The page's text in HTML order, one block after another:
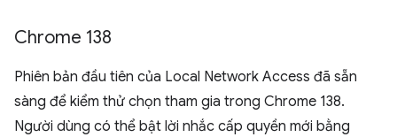
Chrome 138
Phiên bản đầu tiên của Local Network Access đã sẵn
sàng để kiểm thử chọn tham gia trong Chrome 138.
Người dùng có thể bật lời nhắc cấp quyền mới bằng